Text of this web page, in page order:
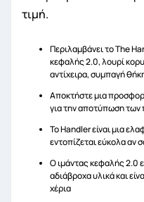
τιμή.
Περιλαμβάνει το The
κεφαλής 2.0, λουρί
αντίχειρα, συμπαγή
Αποκτήστε μια
για την αποτύπωση των
Το Handler είναι μια
εντοπίζεται εύκολα αν
Ο ιμάντας κεφαλής 2.0
αδιάβροχα υλικά και
χέρια